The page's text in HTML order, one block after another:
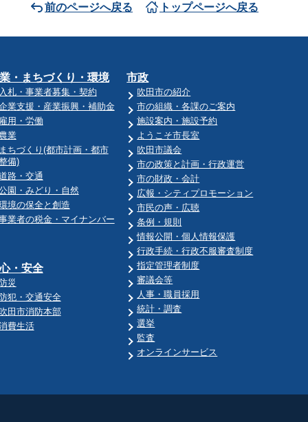
前のページへ戻る トップページへ戻る
・まちづくり・環境
札・事業者募集・契約
業支援・産業振興・補助金
用・労働
業
ちづくり(都市計画・都市
備)
路・交通
園・みどり・自然
境の保全と創造
業者の税金・マイナンバー
・安全
災
犯・交通安全
田市消防本部
費生活
市政
吹田市の紹介
市の組織・各課のご案内
施設案内・施設予約
ようこそ市長室
吹田市議会
市の政策と計画・行政運営
市の財政・会計
広報・シティプロモーション
市民の声・広聴
条例・規則
情報公開・個人情報保護
行政手続・行政不服審査制度
指定管理者制度
審議会等
人事・職員採用
統計・調査
選挙
監査
オンラインサービス